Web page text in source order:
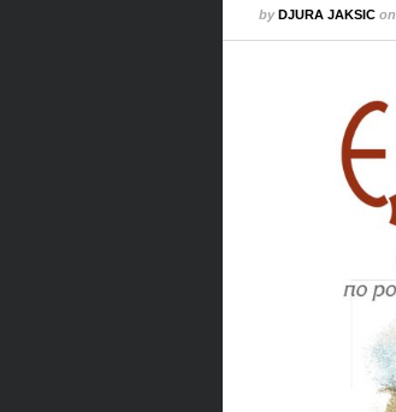
byDJURA JAKSICon